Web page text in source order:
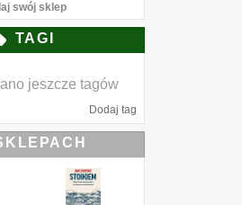
swój sklep
TAGI
jeszcze tagów
Dodaj tag